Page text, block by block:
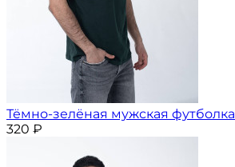
Тёмно-зелёная мужская футболка
320 ₽